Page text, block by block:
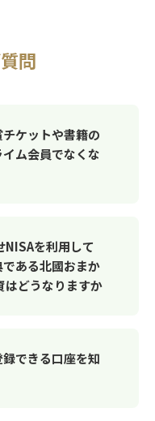
問
ケットや書籍の
ム会員でなくな
を利用して
ある北國おまか
はどうなりますか
できる口座を知